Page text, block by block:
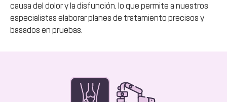
causa del dolor y la disfunción, lo que permite a nuestros
especialistas elaborar planes de tratamiento precisos y
basados en pruebas.